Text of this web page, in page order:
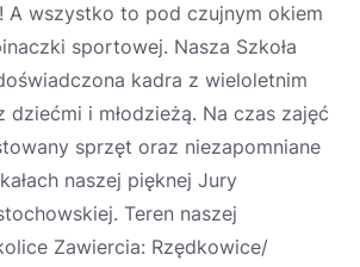
A wszystko to pod czujnym okiem
sportowej. Nasza Szkoła
kadra z wieloletnim
dziećmi i młodzieżą. Na czas zajęć
sprzęt oraz niezapomniane
naszej pięknej Jury
Teren naszej
Zawiercia: Rzędkowice/